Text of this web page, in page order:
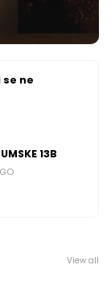
se ne
13B
View all